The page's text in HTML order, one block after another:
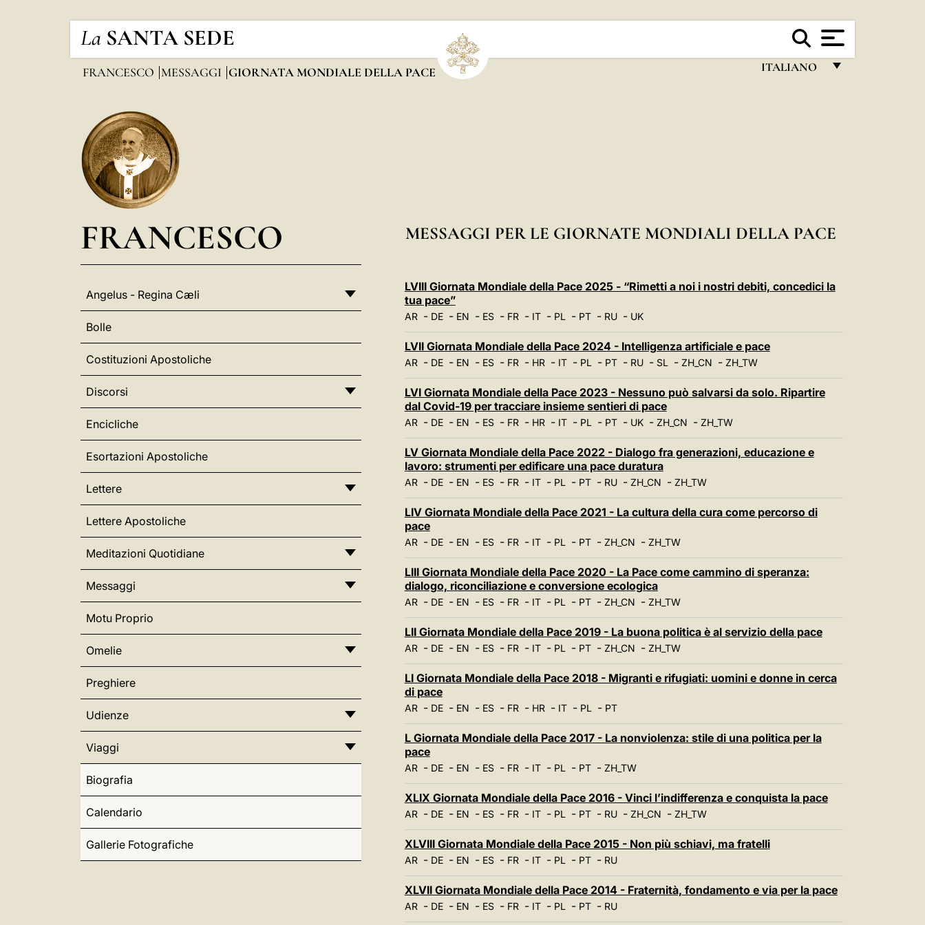
La SANTA SEDE
ITALIANO
DEUTSCH
العربيّة
LATINE
FRANCESCO MESSAGGI GIORNATA MONDIALE DELLA PACE
FRANCESCO
Angelus - Regina Cæli
Bolle
Costituzioni Apostoliche
Discorsi
Encicliche
Esortazioni Apostoliche
Lettere
Lettere Apostoliche
Meditazioni Quotidiane
Messaggi
Motu Proprio
Omelie
Preghiere
Udienze
Viaggi
Biografia
Calendario
Gallerie Fotografiche
MESSAGGI PER LE GIORNATE MONDIALI DELLA PACE
LVIII Giornata Mondiale della Pace 2025 - “Rimetti a noi i nostri debiti, concedici la
tua pace”
AR- DE- EN - ES- FR- IT- PL- PT- RU- UK
LVII Giornata Mondiale della Pace 2024 - Intelligenza artificiale e pace
AR- DE- EN - ES- FR- HR- IT- PL- PT- RU- SL- ZH_CN - ZH_TW
LVI Giornata Mondiale della Pace 2023 - Nessuno può salvarsi da solo. Ripartire
dal Covid-19 per tracciare insieme sentieri di pace
AR- DE- EN - ES- FR- HR- IT- PL- PT- UK- ZH_CN - ZH_TW
LV Giornata Mondiale della Pace 2022 - Dialogo fra generazioni, educazione e
lavoro: strumenti per edificare una pace duratura
AR- DE- EN - ES- FR- IT- PL- PT- RU- ZH_CN - ZH_TW
LIV Giornata Mondiale della Pace 2021 - La cultura della cura come percorso di
pace
AR- DE- EN - ES- FR- IT- PL- PT- ZH_CN - ZH_TW
LIII Giornata Mondiale della Pace 2020 - La Pace come cammino di speranza:
dialogo, riconciliazione e conversione ecologica
AR- DE- EN - ES- FR- IT- PL- PT- ZH_CN - ZH_TW
LII Giornata Mondiale della Pace 2019 - La buona politica è al servizio della pace
AR- DE- EN - ES- FR- IT- PL- PT- ZH_CN - ZH_TW
LI Giornata Mondiale della Pace 2018 - Migranti e rifugiati: uomini e donne in cerca
di pace
AR- DE- EN - ES- FR- HR- IT- PL- PT
L Giornata Mondiale della Pace 2017 - La nonviolenza: stile di una politica per la
pace
AR- DE- EN - ES- FR- IT- PL- PT- ZH_TW
XLIX Giornata Mondiale della Pace 2016 - Vinci l’indifferenza e conquista la pace
AR- DE- EN - ES- FR- IT- PL- PT- RU- ZH_CN - ZH_TW
XLVIII Giornata Mondiale della Pace 2015 - Non più schiavi, ma fratelli
AR- DE- EN - ES- FR- IT- PL- PT- RU
XLVII Giornata Mondiale della Pace 2014 - Fraternità, fondamento e via per la pace
AR- DE- EN - ES- FR- IT- PL- PT- RU